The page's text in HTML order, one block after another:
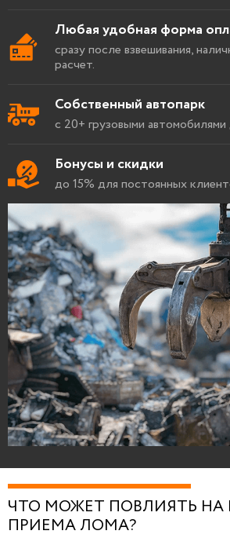
Любая удобная форма
сразу после взвешивания,
расчет.
Собственный автопарк
с 20+ грузовыми автомобилями
Бонусы и скидки
до 15% для постоянных
ЧТО МОЖЕТ ПОВЛИЯТЬ НА
ПРИЕМА ЛОМА?